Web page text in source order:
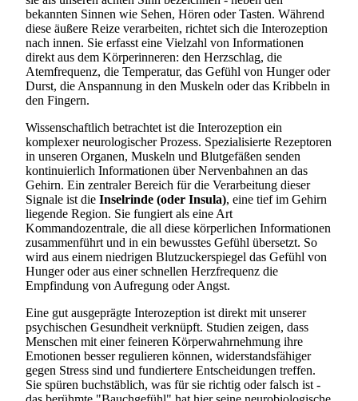
bekannten Sinnen wie Sehen, Hören oder Tasten. Während
diese äußere Reize verarbeiten, richtet sich die Interozeption
nach innen. Sie erfasst eine Vielzahl von Informationen
direkt aus dem Körperinneren: den Herzschlag, die
Atemfrequenz, die Temperatur, das Gefühl von Hunger oder
Durst, die Anspannung in den Muskeln oder das Kribbeln in
den Fingern.
Wissenschaftlich betrachtet ist die Interozeption ein
komplexer neurologischer Prozess. Spezialisierte Rezeptoren
in unseren Organen, Muskeln und Blutgefäßen senden
kontinuierlich Informationen über Nervenbahnen an das
Gehirn. Ein zentraler Bereich für die Verarbeitung dieser
Signale ist die Inselrinde (oder Insula), eine tief im Gehirn
liegende Region. Sie fungiert als eine Art
Kommandozentrale, die all diese körperlichen Informationen
zusammenführt und in ein bewusstes Gefühl übersetzt. So
wird aus einem niedrigen Blutzuckerspiegel das Gefühl von
Hunger oder aus einer schnellen Herzfrequenz die
Empfindung von Aufregung oder Angst.
Eine gut ausgeprägte Interozeption ist direkt mit unserer
psychischen Gesundheit verknüpft. Studien zeigen, dass
Menschen mit einer feineren Körperwahrnehmung ihre
Emotionen besser regulieren können, widerstandsfähiger
gegen Stress sind und fundiertere Entscheidungen treffen.
Sie spüren buchstäblich, was für sie richtig oder falsch ist -